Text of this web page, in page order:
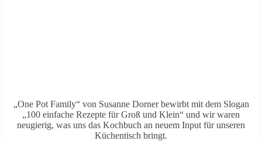
„One Pot Family“ von Susanne Dorner bewirbt mit dem Slogan
„100 einfache Rezepte für Groß und Klein“ und wir waren
neugierig, was uns das Kochbuch an neuem Input für unseren
Küchentisch bringt.